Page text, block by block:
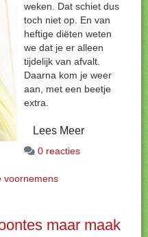
weken. Dat schiet dus
toch niet op. En van
heftige diëten weten
we dat je er alleen
tijdelijk van afvalt.
Daarna kom je weer
aan, met een beetje
extra.
Lees Meer
0 reacties
voornemens
maar maak